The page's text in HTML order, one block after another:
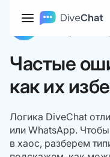
Команда DiveChat
Частые
как их
Логика DiveChat
или WhatsApp.
в хаос, разберем